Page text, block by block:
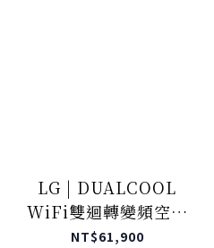
LG | DUALCOOL
WiFi雙迴轉變頻空調
- 旗艦單冷型 LS-
NT$61,900